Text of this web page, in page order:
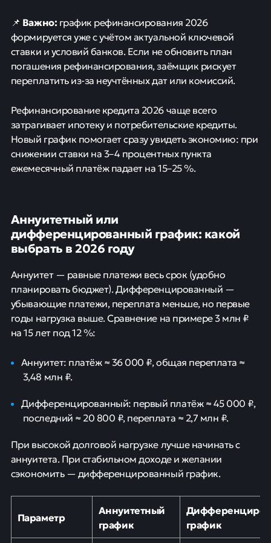
📌 Важно: график рефинансирования 2026
формируется уже с учётом актуальной ключевой
ставки и условий банков. Если не обновить план
погашения рефинансирования, заёмщик рискует
переплатить из-за неучтённых дат или комиссий.
Рефинансирование кредита 2026 чаще всего
затрагивает ипотеку и потребительские кредиты.
Новый график помогает сразу увидеть экономию: при
снижении ставки на 3–4 процентных пункта
ежемесячный платёж падает на 15–25 %.
Аннуитетный или
дифференцированный график: какой
выбрать в 2026 году
Аннуитет — равные платежи весь срок (удобно
планировать бюджет). Дифференцированный —
убывающие платежи, переплата меньше, но первые
годы нагрузка выше. Сравнение на примере 3 млн ₽
на 15 лет под 12 %:
Аннуитет: платёж ≈ 36 000 ₽, общая переплата ≈
3,48 млн ₽.
Дифференцированный: первый платёж ≈ 45 000 ₽,
последний ≈ 20 800 ₽, переплата ≈ 2,7 млн ₽.
При высокой долговой нагрузке лучше начинать с
аннуитета. При стабильном доходе и желании
сэкономить — дифференцированный график.
Параметр
Аннуитетный
график
график